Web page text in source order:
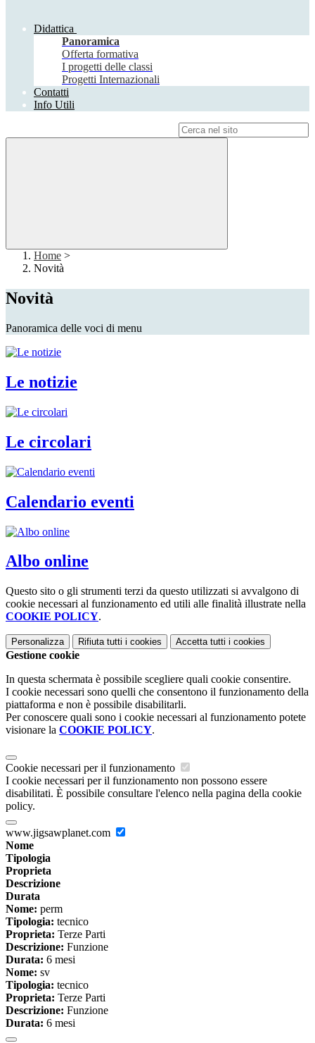
Didattica
Panoramica
Offerta formativa
I progetti delle classi
Progetti Internazionali
Contatti
Info Utili
Home >
Novità
Novità
Panoramica delle voci di menu
Le notizie
Le circolari
Calendario eventi
Albo online
Questo sito o gli strumenti terzi da questo utilizzati si avvalgono di
cookie necessari al funzionamento ed utili alle finalità illustrate nella
COOKIE POLICY.
Personalizza Rifiuta tutti i cookies Accetta tutti i cookies
Gestione cookie
In questa schermata è possibile scegliere quali cookie consentire.
I cookie necessari sono quelli che consentono il funzionamento della
piattaforma e non è possibile disabilitarli.
Per conoscere quali sono i cookie necessari al funzionamento potete
visionare la COOKIE POLICY.
Cookie necessari per il funzionamento
I cookie necessari per il funzionamento non possono essere
disabilitati. È possibile consultare l'elenco nella pagina della cookie
policy.
www.jigsawplanet.com
Nome
Tipologia
Proprieta
Descrizione
Durata
Nome: perm
Tipologia: tecnico
Proprieta: Terze Parti
Descrizione: Funzione
Durata: 6 mesi
Nome: sv
Tipologia: tecnico
Proprieta: Terze Parti
Descrizione: Funzione
Durata: 6 mesi